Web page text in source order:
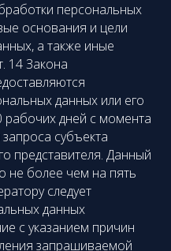
персональных
основания и цели
а также иные
14 Закона
данных или его
рабочих дней с момента
субъекта
представителя. Данный
не более чем на пять
следует
данных
с указанием причин
запрашиваемой